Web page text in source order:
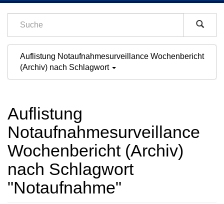
der
Auflistung Notaufnahmesurveillance Wochenbericht
(Archiv) nach Schlagwort
Auflistung
Notaufnahmesurveillance
Wochenbericht (Archiv)
nach Schlagwort
"Notaufnahme"